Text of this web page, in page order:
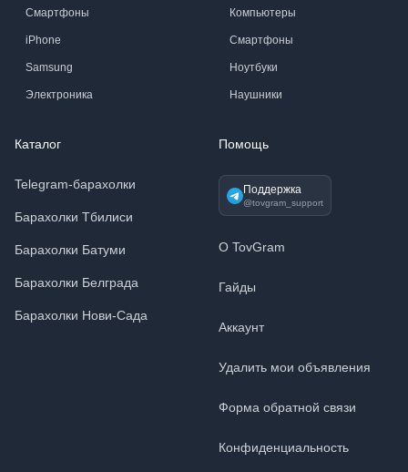
Смартфоны
iPhone
Samsung
Электроника
Компьютеры
Смартфоны
Ноутбуки
Наушники
Каталог
Telegram-барахолки
Барахолки Тбилиси
Барахолки Батуми
Барахолки Белграда
Барахолки Нови-Сада
Помощь
Поддержка
@tovgram_support
О TovGram
Гайды
Аккаунт
Удалить мои объявления
Форма обратной связи
Конфиденциальность